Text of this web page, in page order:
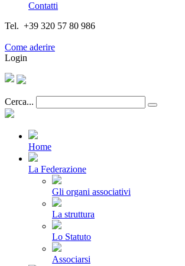
Contatti
Tel. +39 320 57 80 986
Come aderire
Login
Cerca...
Home
La Federazione
Gli organi associativi
La struttura
Lo Statuto
Associarsi